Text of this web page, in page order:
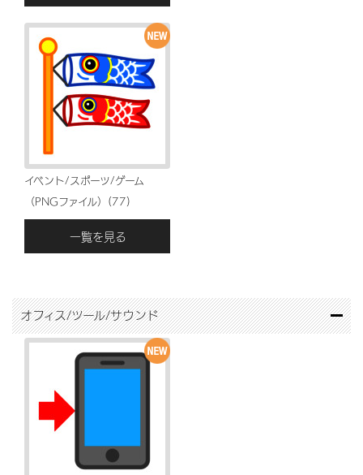
イベント/スポーツ/ゲーム
（PNGファイル）(77)
一覧を見る
オフィス/ツール/サウンド